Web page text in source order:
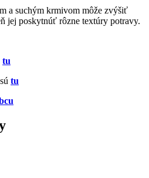
a suchým krmivom môže zvýšiť
jej poskytnúť rôzne textúry potravy.
tu
tu